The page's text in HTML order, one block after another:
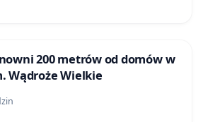
200 metrów od domów w
Wądroże Wielkie